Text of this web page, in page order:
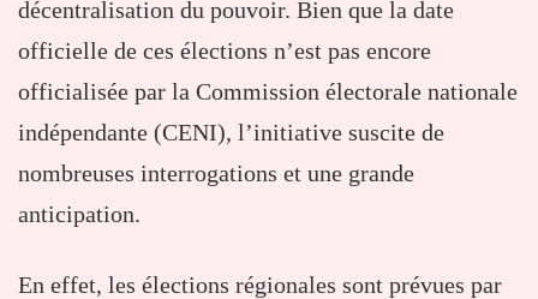
décentralisation du pouvoir. Bien que la date
officielle de ces élections n’est pas encore
officialisée par la Commission électorale nationale
indépendante (CENI), l’initiative suscite de
nombreuses interrogations et une grande
anticipation.
En effet, les élections régionales sont prévues par